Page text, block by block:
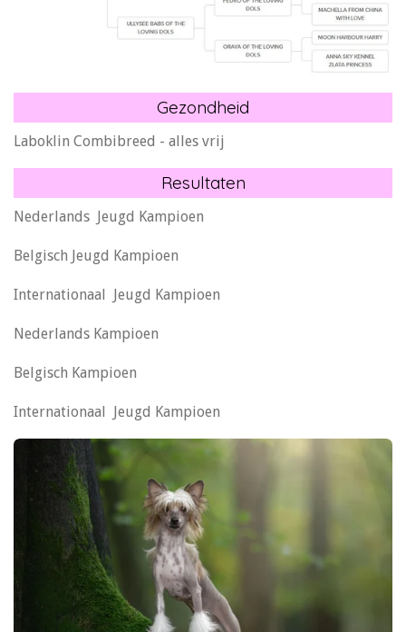
Gezondheid
Laboklin Combibreed - alles vrij
Resultaten
Nederlands Jeugd Kampioen
Belgisch Jeugd Kampioen
Internationaal Jeugd Kampioen
Nederlands Kampioen
Belgisch Kampioen
Internationaal Jeugd Kampioen